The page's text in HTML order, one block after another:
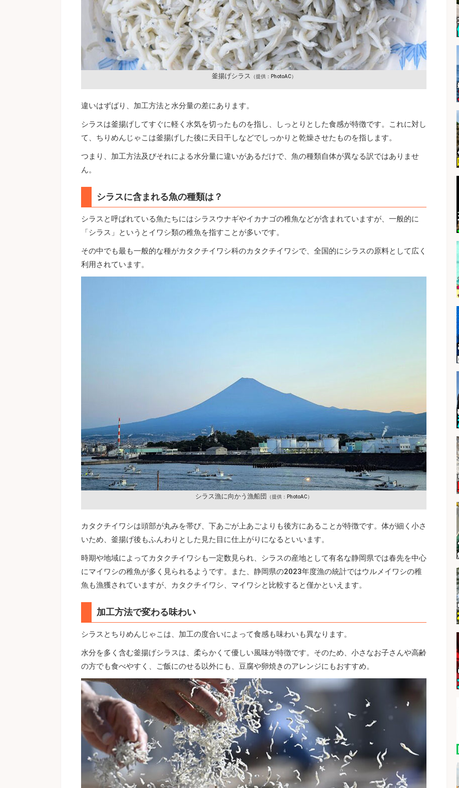
釜揚げシラス （提供：PhotoAC）
違いはずばり、加工方法と水分量の差にあります。
シラスは釜揚げしてすぐに軽く水気を切ったものを指し、しっとりとした食感が特徴です。これに対し
て、ちりめんじゃこは釜揚げした後に天日干しなどでしっかりと乾燥させたものを指します。
つまり、加工方法及びそれによる水分量に違いがあるだけで、魚の種類自体が異なる訳ではありませ
ん。
シラスに含まれる魚の種類は？
シラスと呼ばれている魚たちにはシラスウナギやイカナゴの稚魚などが含まれていますが、一般的に
「シラス」というとイワシ類の稚魚を指すことが多いです。
その中でも最も一般的な種がカタクチイワシ科のカタクチイワシで、全国的にシラスの原料として広く
利用されています。
シラス漁に向かう漁船団 （提供：PhotoAC）
カタクチイワシは頭部が丸みを帯び、下あごが上あごよりも後方にあることが特徴です。体が細く小さ
いため、釜揚げ後もふんわりとした見た目に仕上がりになるといいます。
時期や地域によってカタクチイワシも一定数見られ、シラスの産地として有名な静岡県では春先を中心
にマイワシの稚魚が多く見られるようです。また、静岡県の2023年度漁の統計ではウルメイワシの稚
魚も漁獲されていますが、カタクチイワシ、マイワシと比較すると僅かといえます。
加工方法で変わる味わい
シラスとちりめんじゃこは、加工の度合いによって食感も味わいも異なります。
水分を多く含む釜揚げシラスは、柔らかくて優しい風味が特徴です。そのため、小さなお子さんや高齢
の方でも食べやすく、ご飯にのせる以外にも、豆腐や卵焼きのアレンジにもおすすめ。